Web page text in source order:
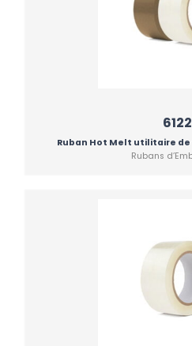
6122
Ruban Hot Melt utilitaire
Rubans